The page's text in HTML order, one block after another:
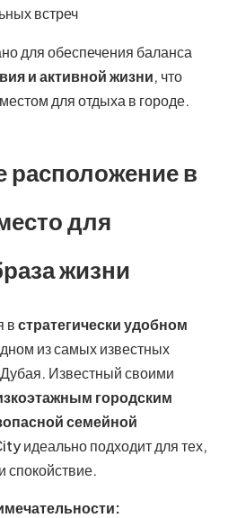
встреч
для обеспечения баланса
и активной жизни, что
для отдыха в городе.
в
для
жизни
встратегически удобном
из самых известных
Известный своими
городским
семейной
идеально подходит для тех,
спокойствие.